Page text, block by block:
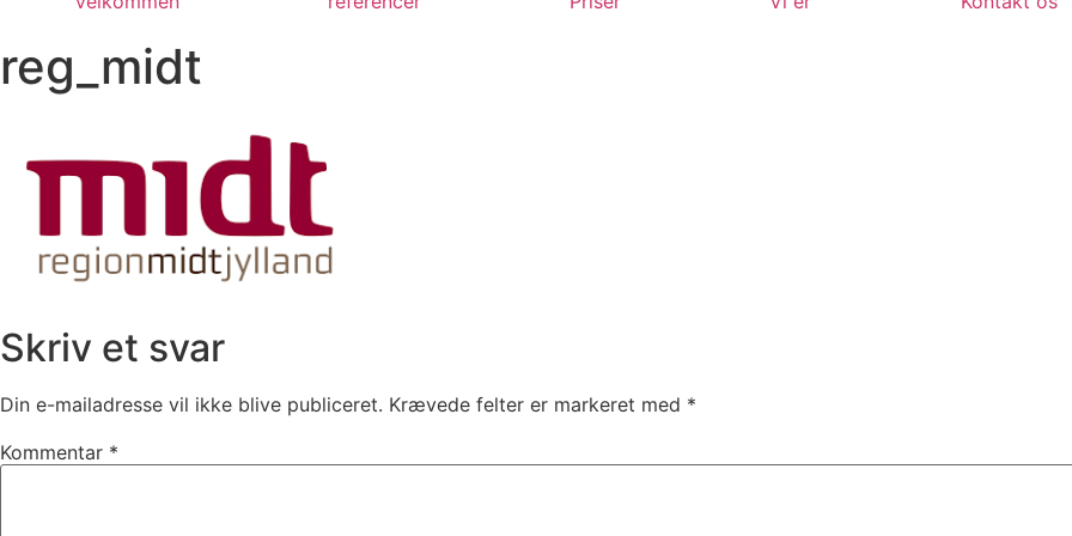
reg_midt
Skriv et svar
Din e-mailadresse vil ikke blive publiceret. Krævede felter er markeret med *
Kommentar *